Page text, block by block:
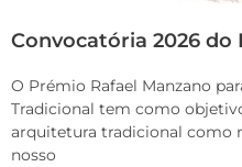
Convocatória 2026 do
O Prémio Rafael Manzano
Tradicional tem como
arquitetura tradicional como
nosso